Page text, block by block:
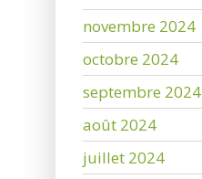
novembre 2024
octobre 2024
septembre 2024
août 2024
juillet 2024